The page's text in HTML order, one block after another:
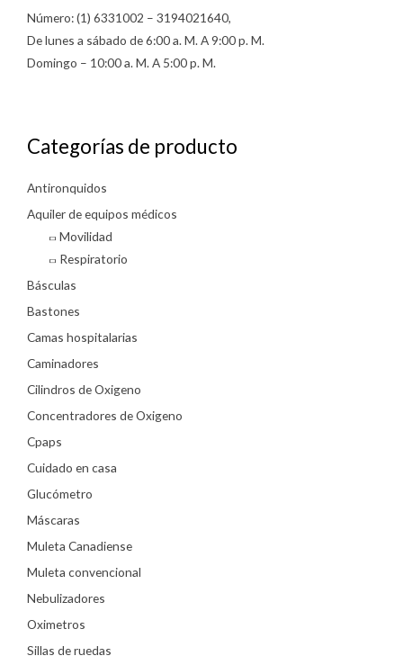
Número: (1) 6331002 – 3194021640,
De lunes a sábado de 6:00 a. M. A 9:00 p. M.
Domingo – 10:00 a. M. A 5:00 p. M.
Categorías de producto
Antironquidos
Aquiler de equipos médicos
Movilidad
Respiratorio
Básculas
Bastones
Camas hospitalarias
Caminadores
Cilindros de Oxigeno
Concentradores de Oxigeno
Cpaps
Cuidado en casa
Glucómetro
Máscaras
Muleta Canadiense
Muleta convencional
Nebulizadores
Oximetros
Sillas de ruedas